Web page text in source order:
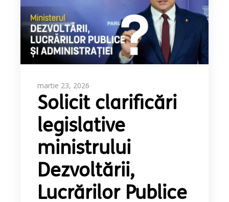
martie 23, 2026
Solicit clarificări
legislative
ministrului
Dezvoltării,
Lucrărilor Publice